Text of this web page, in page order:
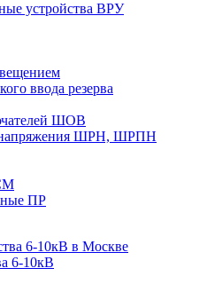
устройства ВРУ
ввода резерва
ШОВ
напряжения ШРН, ШРПН
ПР
6-10кВ